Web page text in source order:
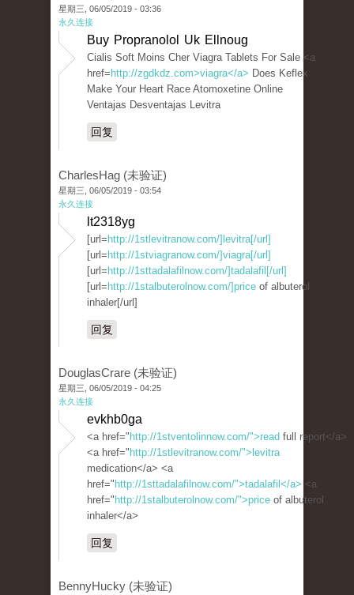
星期三, 06/05/2019 - 03:36
永久连接
Buy Propranolol Uk Ellnoug
Cialis Soft Moins Cher Viagra Tablets For Sale <a
href= http://zgdkdz.com>viagra</a> Does Keflex
Make Your Heart Race Atomoxetine Online
Ventajas Desventajas Levitra
回复
CharlesHag (未验证)
星期三, 06/05/2019 - 03:54
永久连接
lt2318yg
[url= http://1stlevitranow.com/]levitra[/url]
[url= http://1stviagranow.com/]viagra[/url]
[url= http://1sttadalafilnow.com/]tadalafil[/url]
[url= http://1stalbuterolnow.com/]price of albuterol
inhaler[/url]
回复
DouglasCrare (未验证)
星期三, 06/05/2019 - 04:25
永久连接
evkhb0ga
<a href=" http://1stventolinnow.com/">read full report</a>
<a href=" http://1stlevitranow.com/">levitra
medication</a> <a
href=" http://1sttadalafilnow.com/">tadalafil</a> <a
href=" http://1stalbuterolnow.com/">price of albuterol
inhaler</a>
回复
BennyHucky (未验证)